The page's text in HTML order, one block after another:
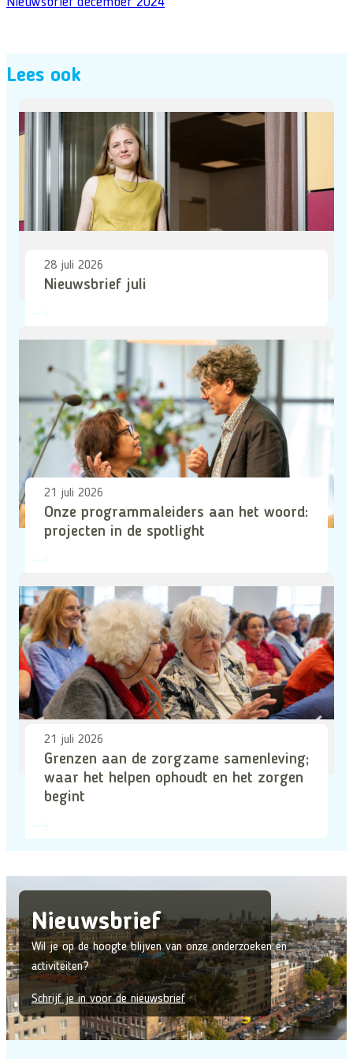
Lees ook
28 juli 2026
Nieuwsbrief juli
21 juli 2026
Onze programmaleiders aan het woord:
projecten in de spotlight
21 juli 2026
Grenzen aan de zorgzame samenleving;
waar het helpen ophoudt en het zorgen
begint
Nieuwsbrief
Wil je op de hoogte blijven van onze onderzoeken en
activiteiten?
Schrijf je in voor de nieuwsbrief